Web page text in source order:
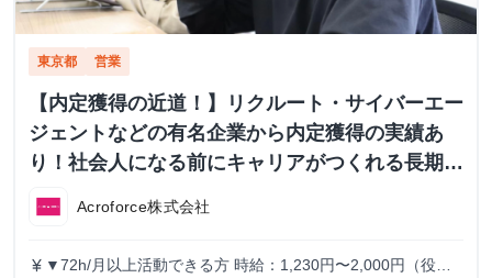
東京都 営業
【内定獲得の近道！】リクルート・サイバーエー
ジェントなどの有名企業から内定獲得の実績あ
り！社会人になる前にキャリアがつくれる長期イ
ンターンシップ！
Acroforce株式会社
currency_yen ▼72h/月以上活動できる方 時給：1,230円〜2,000円（役職